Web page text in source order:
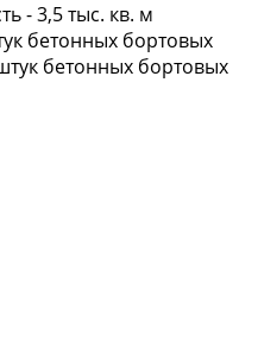
- 3,5 тыс. кв. м
бетонных бортовых
бетонных бортовых